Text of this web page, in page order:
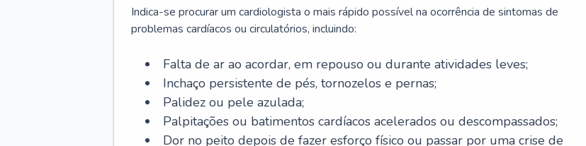
Indica-se procurar um cardiologista o mais rápido possível na ocorrência de sintomas de
problemas cardíacos ou circulatórios, incluindo:
Falta de ar ao acordar, em repouso ou durante atividades leves;
Inchaço persistente de pés, tornozelos e pernas;
Palidez ou pele azulada;
Palpitações ou batimentos cardíacos acelerados ou descompassados;
Dor no peito depois de fazer esforço físico ou passar por uma crise de